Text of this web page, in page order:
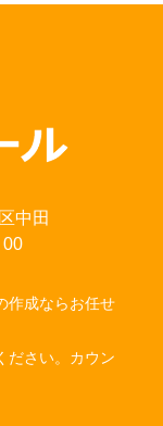
中田
00
作成ならお任せ
ださい。カウン